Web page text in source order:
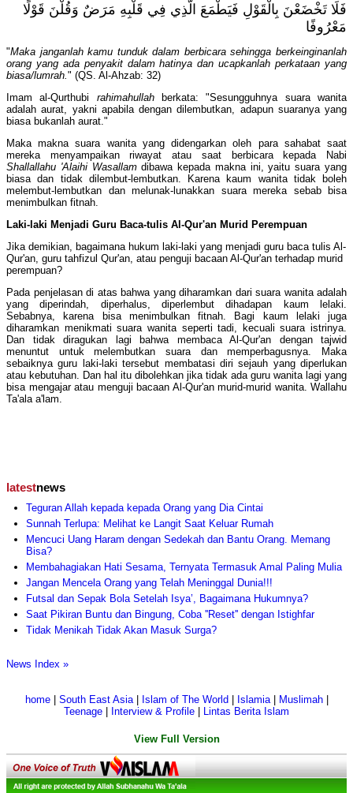
فَلَا تَخْضَعْنَ بِالْقَوْلِ فَيَطْمَعَ الَّذِي فِي قَلْبِهِ مَرَضٌ وَقُلْنَ قَوْلًا
مَعْرُوفًا
"Maka janganlah kamu tunduk dalam berbicara sehingga berkeinginanlah
orang yang ada penyakit dalam hatinya dan ucapkanlah perkataan yang
biasa/lumrah." (QS. Al-Ahzab: 32)
Imam al-Qurthubi rahimahullah
berkata: "Sesungguhnya suara wanita
adalah aurat, yakni apabila dengan dilembutkan, adapun suaranya yang
biasa bukanlah aurat."
Maka makna suara wanita yang didengarkan oleh para sahabat saat
mereka menyampaikan riwayat atau saat berbicara kepada Nabi
Shallallahu 'Alaihi Wasallamdibawa kepada makna ini, yaitu suara yang
biasa dan tidak dilembut-lembutkan. Karena kaum wanita tidak boleh
melembut-lembutkan dan melunak-lunakkan suara mereka sebab bisa
menimbulkan fitnah.
Laki-laki Menjadi Guru Baca-tulis Al-Qur'an Murid Perempuan
Jika demikian, bagaimana hukum laki-laki yang menjadi guru baca tulis Al-
Qur'an, guru tahfizul Qur'an, atau penguji bacaan Al-Qur'an terhadap murid
perempuan?
Pada penjelasan di atas bahwa yang diharamkan dari suara wanita adalah
yang diperindah, diperhalus, diperlembut dihadapan kaum lelaki.
Sebabnya, karena bisa menimbulkan fitnah. Bagi kaum lelaki juga
diharamkan menikmati suara wanita seperti tadi, kecuali suara istrinya.
Dan tidak diragukan lagi bahwa membaca Al-Qur'an dengan tajwid
menuntut untuk melembutkan suara dan memperbagusnya. Maka
sebaiknya guru laki-laki tersebut membatasi diri sejauh yang diperlukan
atau kebutuhan. Dan hal itu dibolehkan jika tidak ada guru wanita lagi yang
bisa mengajar atau menguji bacaan Al-Qur'an murid-murid wanita. Wallahu
Ta'ala a'lam.
latestnews
Teguran Allah kepada kepada Orang yang Dia Cintai
Sunnah Terlupa: Melihat ke Langit Saat Keluar Rumah
Mencuci Uang Haram dengan Sedekah dan Bantu Orang. Memang
Bisa?
Membahagiakan Hati Sesama, Ternyata Termasuk Amal Paling Mulia
Jangan Mencela Orang yang Telah Meninggal Dunia!!!
Futsal dan Sepak Bola Setelah Isya’, Bagaimana Hukumnya?
Saat Pikiran Buntu dan Bingung, Coba ''Reset'' dengan Istighfar
Tidak Menikah Tidak Akan Masuk Surga?
News Index »
home| South East Asia| Islam of The World Islamia| Muslimah|
Teenage
Interview & Profile Lintas Berita Islam
View Full Version